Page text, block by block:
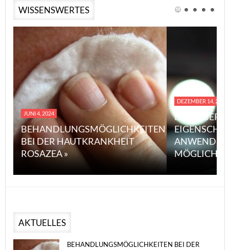
WISSENSWERTES
JUNI 4, 2024
BEHANDLUNGSMÖGLICHKEITEN
BEI DER HAUTKRANKHEIT
ROSAZEA »
DEZEMBER 14, 2023
EINE
MÖGLICHE
AKTUELLES
BEHANDLUNGSMÖGLICHKEITEN BEI DER